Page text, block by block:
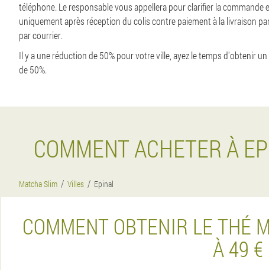
téléphone. Le responsable vous appellera pour clarifier la commande
uniquement après réception du colis contre paiement à la livraison
par courrier.
Il y a une réduction de 50% pour votre ville, ayez le temps d'obtenir
de 50%.
COMMENT ACHETER À
Matcha Slim Villes Epinal
COMMENT OBTENIR LE THÉ
À 49 €